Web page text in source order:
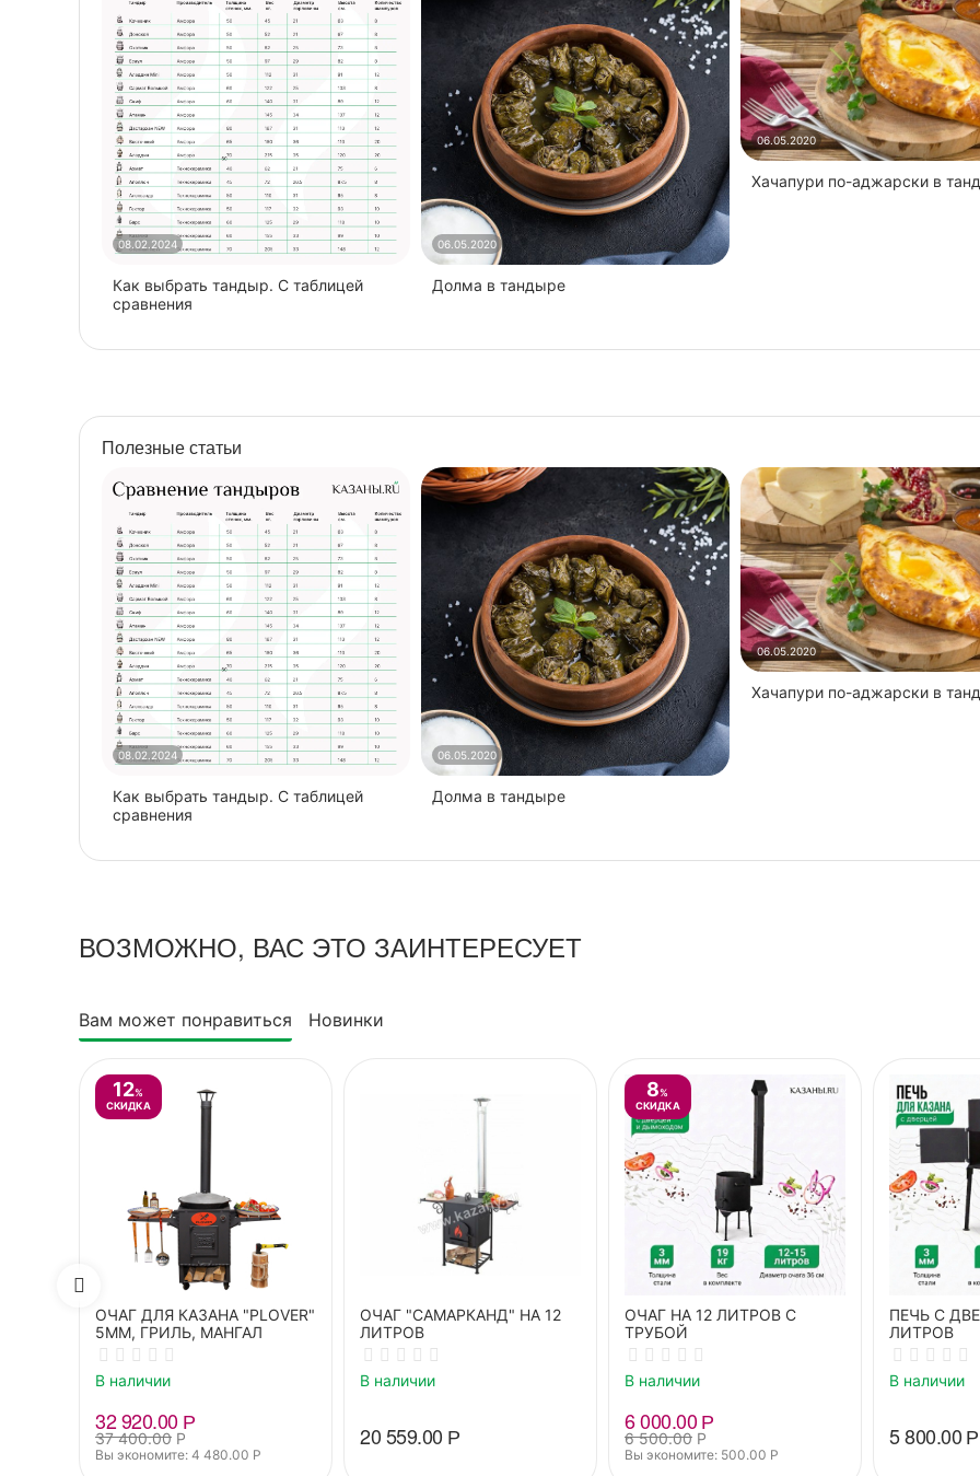
08.02.2024
Как выбрать тандыр. С таблицей
сравнения
06.05.2020
​Долма в тандыре
06.05.2020
Хачапури по-аджарски в
Полезные статьи
08.02.2024
Как выбрать тандыр. С таблицей
сравнения
06.05.2020
​Долма в тандыре
06.05.2020
Хачапури по-аджарски в
ВОЗМОЖНО, ВАС ЭТО ЗАИНТЕРЕСУЕТ
Вам может понравиться Новинки
12%
СКИДКА
ОЧАГ ДЛЯ КАЗАНА "PLOVER"
5ММ, ГРИЛЬ, МАНГАЛ
В наличии
37 400.00 Р
32 920.00Р
Вы экономите: 4 480.00 Р
ОЧАГ "САМАРКАНД" НА 12
ЛИТРОВ
В наличии
20 559.00 Р
8%
СКИДКА
ОЧАГ НА 12 ЛИТРОВ С
ТРУБОЙ
В наличии
6 500.00 Р
6 000.00Р
Вы экономите: 500.00 Р
ПЕЧЬ С
ЛИТРОВ
В наличии
5 800.00Р